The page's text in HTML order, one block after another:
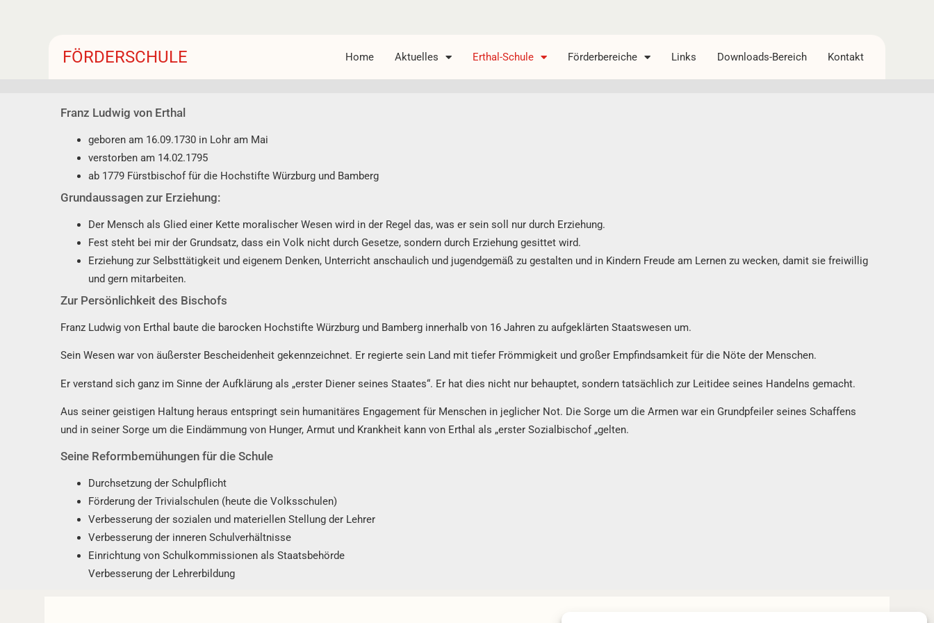
FÖRDERSCHULE Home Aktuelles Erthal-Schule Förderbereiche Links Downloads-Bereich Kontakt
Franz Ludwig von Erthal
geboren am 16.09.1730 in Lohr am Mai
verstorben am 14.02.1795
ab 1779 Fürstbischof für die Hochstifte Würzburg und Bamberg
Grundaussagen zur Erziehung:
Der Mensch als Glied einer Kette moralischer Wesen wird in der Regel das, was er sein soll nur durch Erziehung.
Fest steht bei mir der Grundsatz, dass ein Volk nicht durch Gesetze, sondern durch Erziehung gesittet wird.
Erziehung zur Selbsttätigkeit und eigenem Denken, Unterricht anschaulich und jugendgemäß zu gestalten und in Kindern Freude am Lernen zu wecken, damit sie freiwillig
und gern mitarbeiten.
Zur Persönlichkeit des Bischofs
Franz Ludwig von Erthal baute die barocken Hochstifte Würzburg und Bamberg innerhalb von 16 Jahren zu aufgeklärten Staatswesen um.
Sein Wesen war von äußerster Bescheidenheit gekennzeichnet. Er regierte sein Land mit tiefer Frömmigkeit und großer Empfindsamkeit für die Nöte der Menschen.
Er verstand sich ganz im Sinne der Aufklärung als „erster Diener seines Staates“. Er hat dies nicht nur behauptet, sondern tatsächlich zur Leitidee seines Handelns gemacht.
Aus seiner geistigen Haltung heraus entspringt sein humanitäres Engagement für Menschen in jeglicher Not. Die Sorge um die Armen war ein Grundpfeiler seines Schaffens
und in seiner Sorge um die Eindämmung von Hunger, Armut und Krankheit kann von Erthal als „erster Sozialbischof „gelten.
Seine Reformbemühungen für die Schule
Durchsetzung der Schulpflicht
Förderung der Trivialschulen (heute die Volksschulen)
Verbesserung der sozialen und materiellen Stellung der Lehrer
Verbesserung der inneren Schulverhältnisse
Einrichtung von Schulkommissionen als Staatsbehörde
Verbesserung der Lehrerbildung